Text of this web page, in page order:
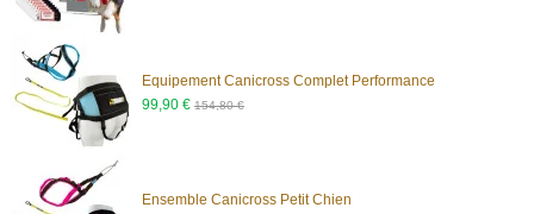
Equipement Canicross Complet Performance
99,90 € 154,80 €
Ensemble Canicross Petit Chien